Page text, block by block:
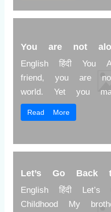
You are not
English हिंदी
friend, you are
world. Yet you
Read More
Let’s Go Back
English हिंदी
Childhood My